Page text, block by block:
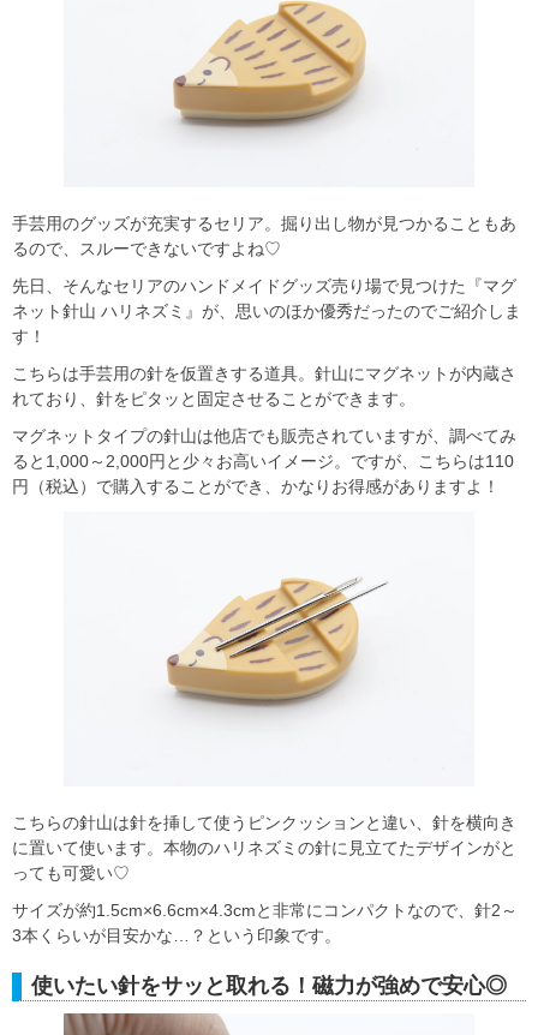
手芸用のグッズが充実するセリア。掘り出し物が見つかることもあ
るので、スルーできないですよね♡
先日、そんなセリアのハンドメイドグッズ売り場で見つけた『マグ
ネット針山 ハリネズミ』が、思いのほか優秀だったのでご紹介しま
す！
こちらは手芸用の針を仮置きする道具。針山にマグネットが内蔵さ
れており、針をピタッと固定させることができます。
マグネットタイプの針山は他店でも販売されていますが、調べてみ
ると1,000～2,000円と少々お高いイメージ。ですが、こちらは110
円（税込）で購入することができ、かなりお得感がありますよ！
こちらの針山は針を挿して使うピンクッションと違い、針を横向き
に置いて使います。本物のハリネズミの針に見立てたデザインがと
っても可愛い♡
サイズが約1.5cm×6.6cm×4.3cmと非常にコンパクトなので、針2～
3本くらいが目安かな…？という印象です。
使いたい針をサッと取れる！磁力が強めで安心◎